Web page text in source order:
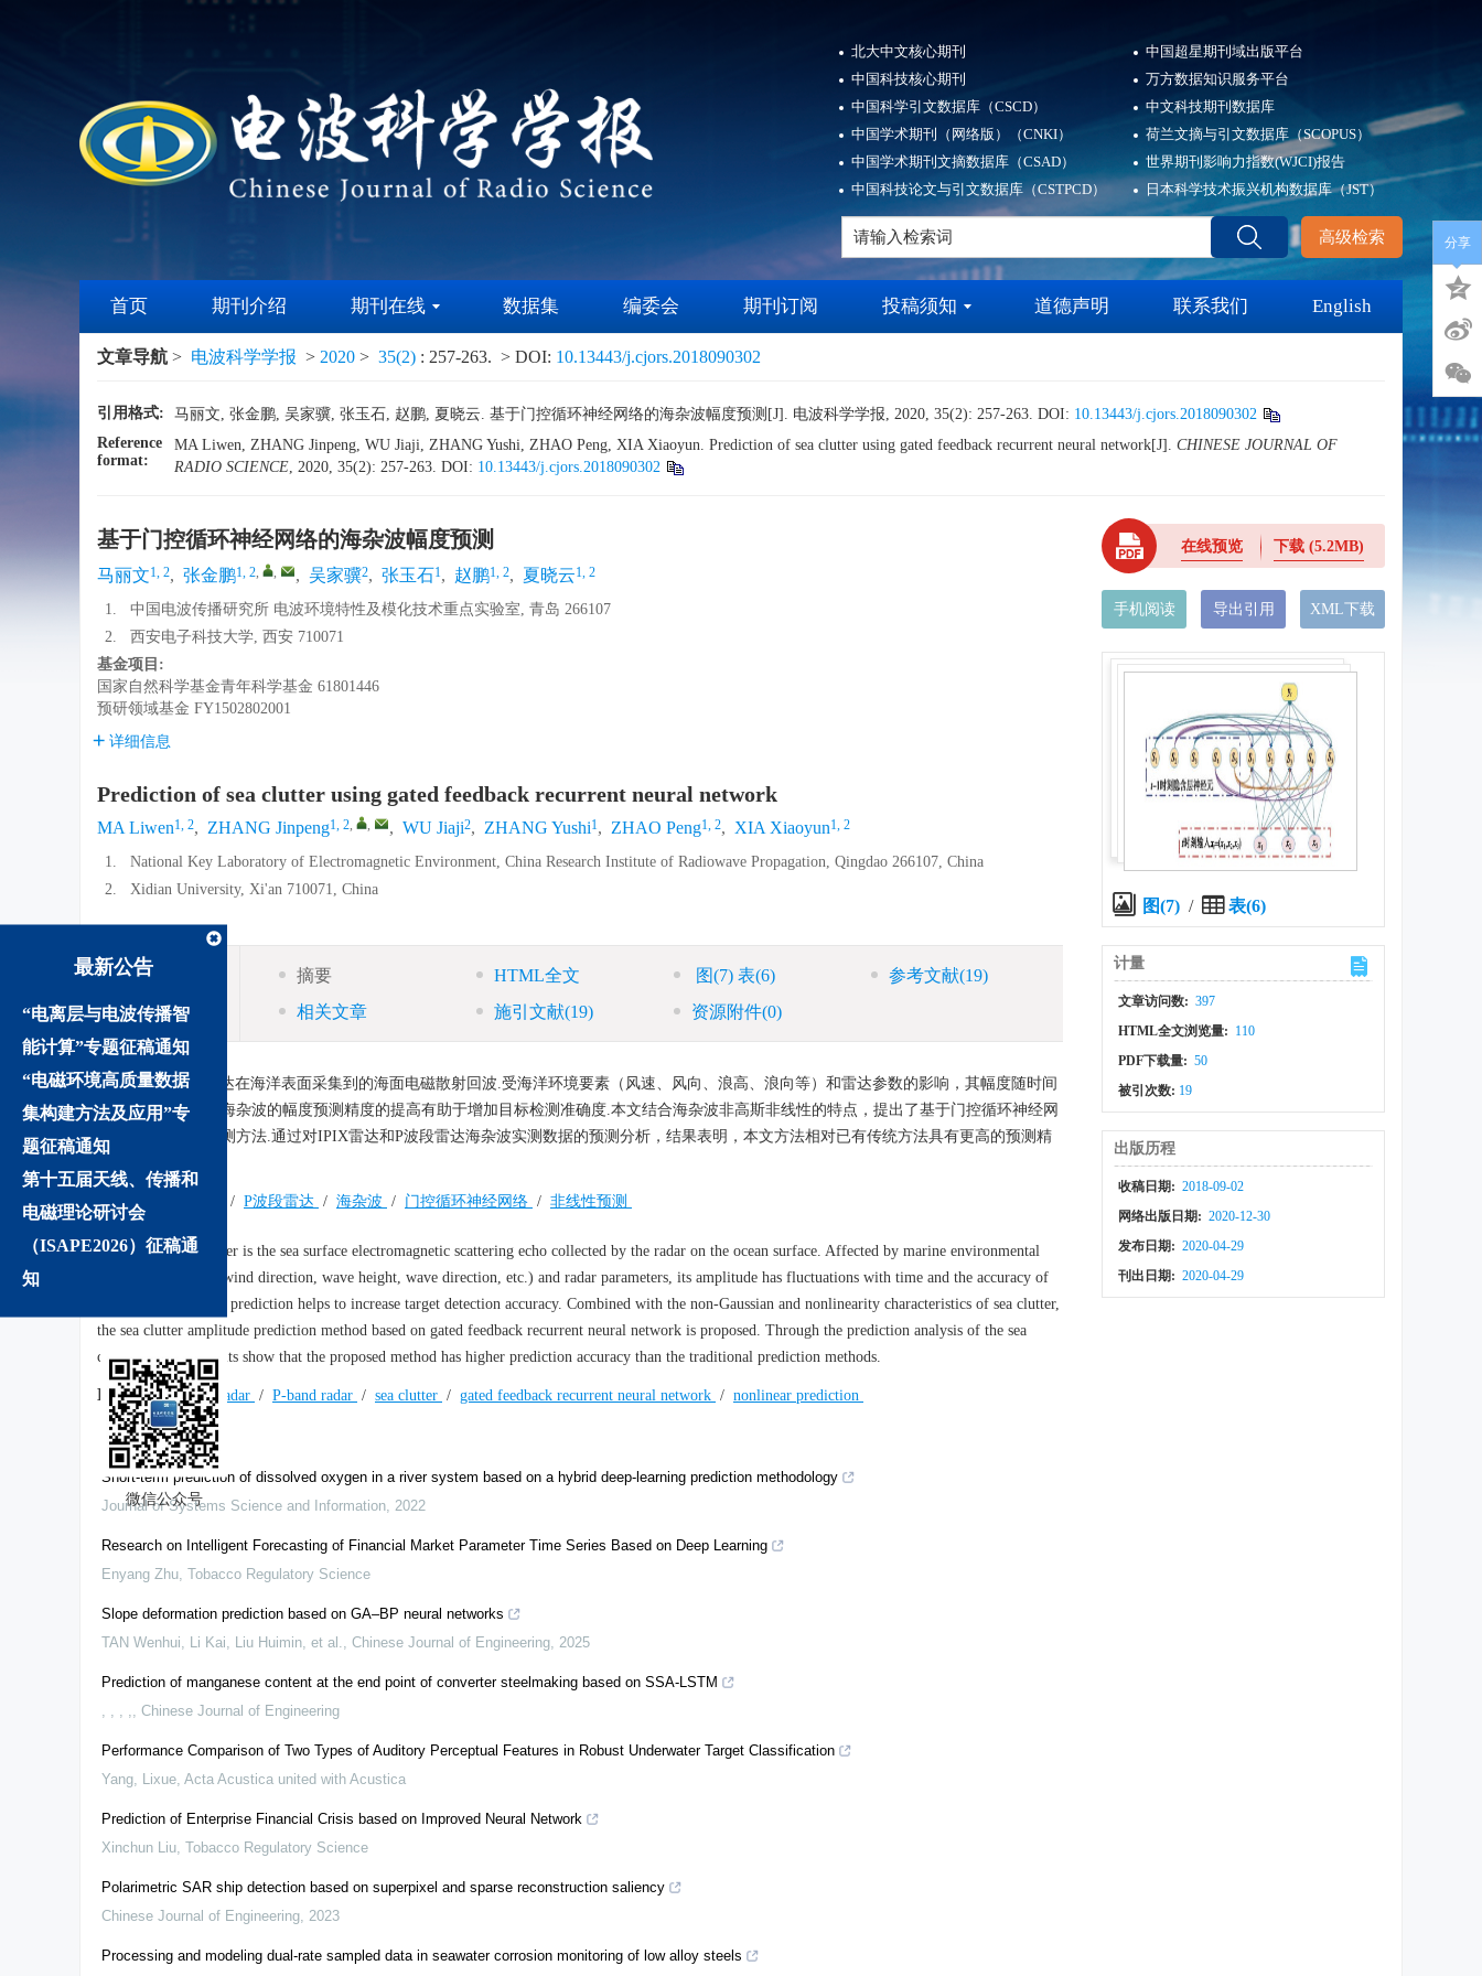
北大中文核心期刊
中国科技核心期刊
中国科学引文数据库（CSCD）
中国学术期刊（网络版）（CNKI）
中国学术期刊文摘数据库（CSAD）
中国科技论文与引文数据库（CSTPCD）
中国超星期刊域出版平台
万方数据知识服务平台
中文科技期刊数据库
荷兰文摘与引文数据库（SCOPUS）
世界期刊影响力指数(WJCI)报告
日本科学技术振兴机构数据库（JST）
高级检索
首页 期刊介绍 期刊在线 数据集 编委会 期刊订阅 投稿须知 道德声明 联系我们 English
最新公告
“电离层与电波传播智
能计算”专题征稿通知
“电磁环境高质量数据
集构建方法及应用”专
题征稿通知
第十五届天线、传播和
电磁理论研讨会
（ISAPE2026）征稿通
知
微信公众号
文章导航 > 电波科学学报 > 2020 > 35(2) : 257-263. > DOI: 10.13443/j.cjors.2018090302
引用格式: 马丽文, 张金鹏, 吴家骥, 张玉石, 赵鹏, 夏晓云. 基于门控循环神经网络的海杂波幅度预测[J]. 电波科学学报, 2020, 35(2): 257-263. DOI: 10.13443/j.cjors.2018090302
Reference
format:
MA Liwen, ZHANG Jinpeng, WU Jiaji, ZHANG Yushi, ZHAO Peng, XIA Xiaoyun. Prediction of sea clutter using gated feedback recurrent neural network[J]. CHINESE JOURNAL OF
RADIO SCIENCE, 2020, 35(2): 257-263. DOI: 10.13443/j.cjors.2018090302
基于门控循环神经网络的海杂波幅度预测
马丽文1, 2, 张金鹏1, 2, , , 吴家骥2, 张玉石1, 赵鹏1, 2, 夏晓云1, 2
1.
中国电波传播研究所 电波环境特性及模化技术重点实验室, 青岛 266107
2.
西安电子科技大学, 西安 710071
基金项目:
国家自然科学基金青年科学基金 61801446
预研领域基金 FY1502802001
详细信息
Prediction of sea clutter using gated feedback recurrent neural network
MA Liwen1, 2, ZHANG Jinpeng1, 2, , , WU Jiaji2, ZHANG Yushi1, ZHAO Peng1, 2, XIA Xiaoyun1, 2
1.
National Key Laboratory of Electromagnetic Environment, China Research Institute of Radiowave Propagation, Qingdao 266107, China
2.
Xidian University, Xi'an 710071, China
摘要 HTML全文 图(7) 表(6) 参考文献(19)
相关文章
施引文献(19) 资源附件(0)
摘要:海杂波是雷达在海洋表面采集到的海面电磁散射回波.受海洋环境要素（风速、风向、浪高、浪向等）和雷达参数的影响，其幅度随时间
具有随机起伏性，海杂波的幅度预测精度的提高有助于增加目标检测准确度.本文结合海杂波非高斯非线性的特点，提出了基于门控循环神经网
络的海杂波幅度预测方法.通过对IPIX雷达和P波段雷达海杂波实测数据的预测分析，结果表明，本文方法相对已有传统方法具有更高的预测精
关键词: / P波段雷达 / 海杂波 / 门控循环神经网络 / 非线性预测
Abstract:Sea clutter is the sea surface electromagnetic scattering echo collected by the radar on the ocean surface. Affected by marine environmental
factors(wind speed, wind direction, wave height, wave direction, etc.) and radar parameters, its amplitude has fluctuations with time and the accuracy of
sea clutter amplitude prediction helps to increase target detection accuracy. Combined with the non-Gaussian and nonlinearity characteristics of sea clutter,
the sea clutter amplitude prediction method based on gated feedback recurrent neural network is proposed. Through the prediction analysis of the sea
clutter data, the results show that the proposed method has higher prediction accuracy than the traditional prediction methods.
Keywords: IPIX radar / P-band radar / sea clutter / gated feedback recurrent neural network / nonlinear prediction
We recommend
Short-term prediction of dissolved oxygen in a river system based on a hybrid deep-learning prediction methodology
Journal of Systems Science and Information, 2022
Research on Intelligent Forecasting of Financial Market Parameter Time Series Based on Deep Learning
Enyang Zhu, Tobacco Regulatory Science
Slope deformation prediction based on GA–BP neural networks
TAN Wenhui, Li Kai, Liu Huimin, et al., Chinese Journal of Engineering, 2025
Prediction of manganese content at the end point of converter steelmaking based on SSA-LSTM
, , , ,, Chinese Journal of Engineering
Performance Comparison of Two Types of Auditory Perceptual Features in Robust Underwater Target Classification
Yang, Lixue, Acta Acustica united with Acustica
Prediction of Enterprise Financial Crisis based on Improved Neural Network
Xinchun Liu, Tobacco Regulatory Science
Polarimetric SAR ship detection based on superpixel and sparse reconstruction saliency
Chinese Journal of Engineering, 2023
Processing and modeling dual-rate sampled data in seawater corrosion monitoring of low alloy steels
在线预览 下载(5.2MB)
手机阅读 导出引用 XML下载
图(7) / 表(6)
计量
文章访问数: 397
HTML全文浏览量: 110
PDF下载量: 50
被引次数: 19
出版历程
收稿日期: 2018-09-02
网络出版日期: 2020-12-30
发布日期: 2020-04-29
刊出日期: 2020-04-29
分享